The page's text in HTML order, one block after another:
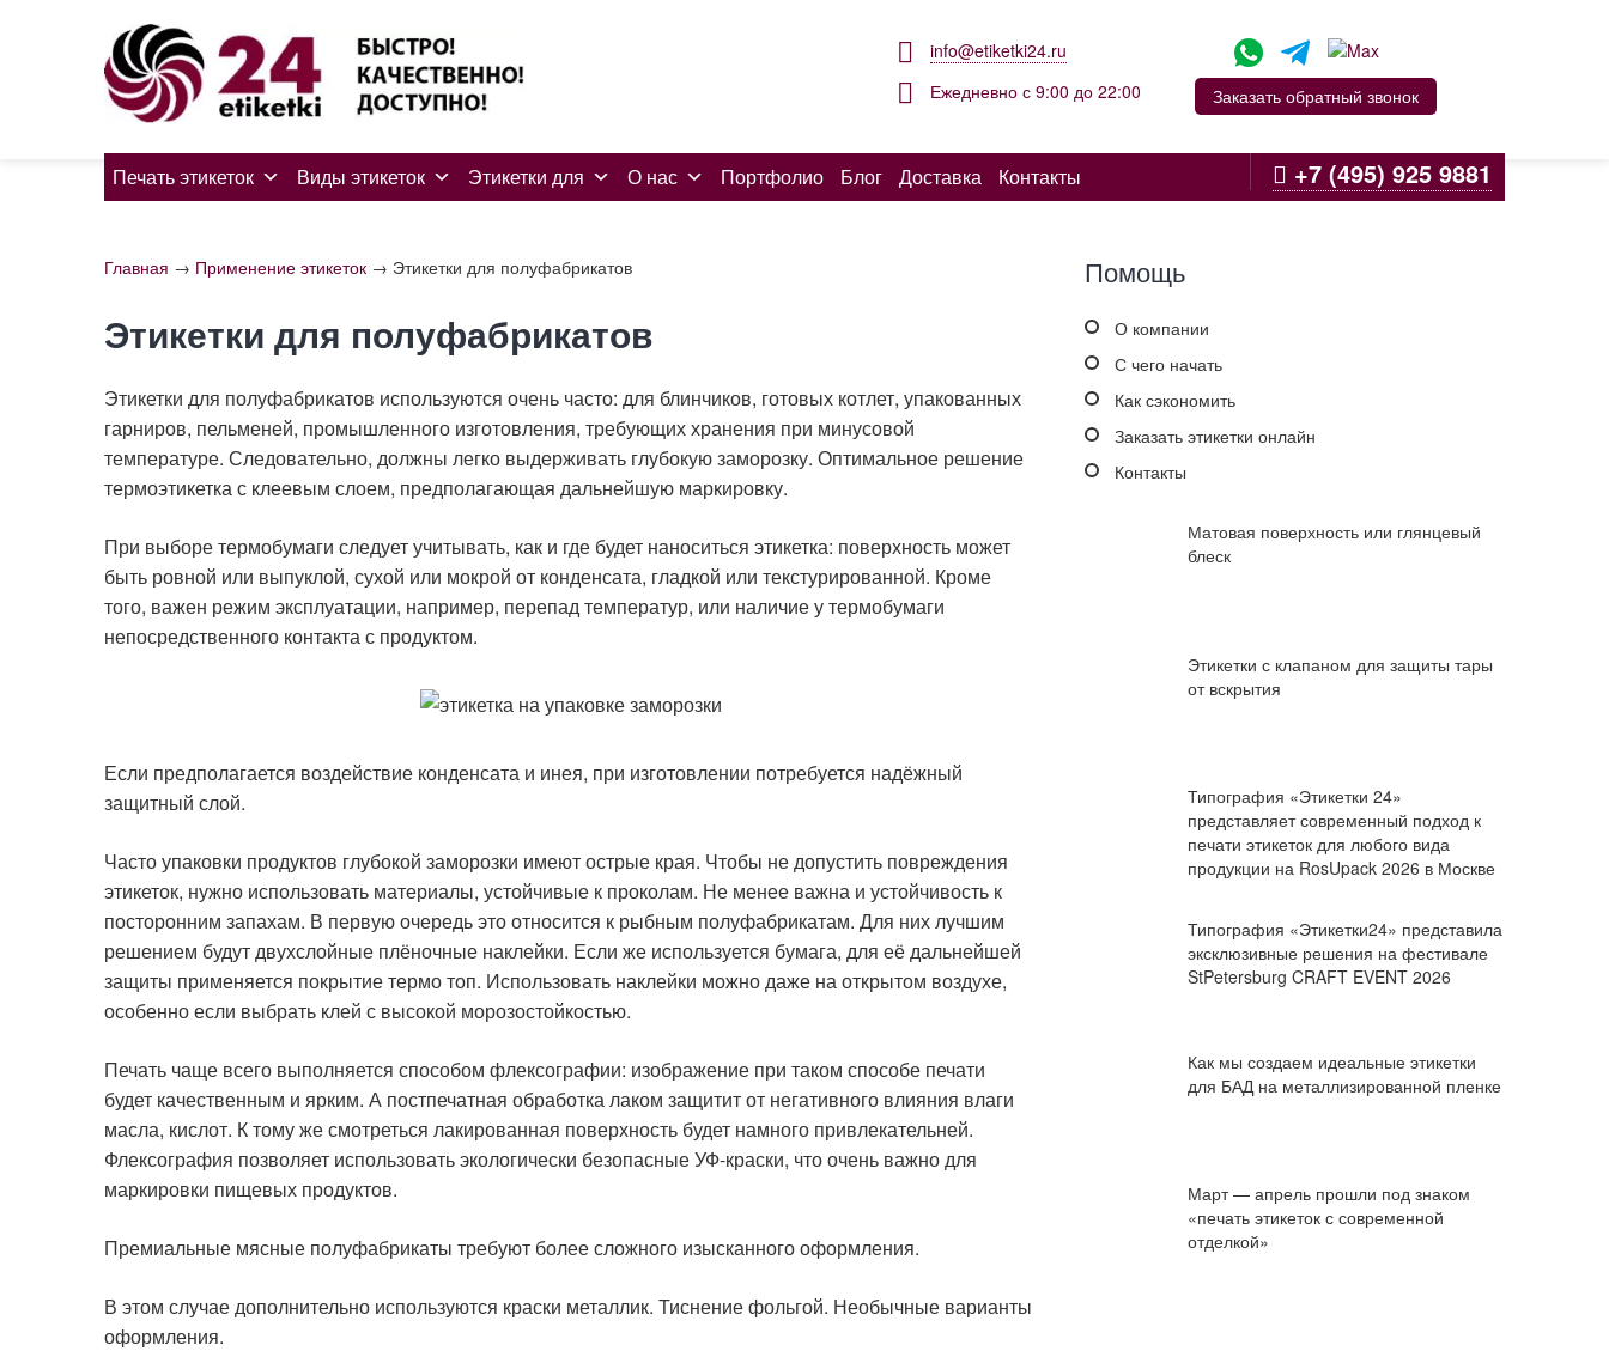
info@etiketki24.ru
Ежедневно с 9:00 до 22:00
Заказать обратный звонок
Печать этикеток Виды этикеток Этикетки для О нас Портфолио Блог Доставка Контакты +7 (495) 925 9881
Главная → Применение этикеток → Этикетки для полуфабрикатов
Этикетки для полуфабрикатов
Этикетки для полуфабрикатов используются очень часто: для блинчиков, готовых котлет, упакованных
гарниров, пельменей, промышленного изготовления, требующих хранения при минусовой
температуре. Следовательно, должны легко выдерживать глубокую заморозку. Оптимальное решение
термоэтикетка с клеевым слоем, предполагающая дальнейшую маркировку.
При выборе термобумаги следует учитывать, как и где будет наноситься этикетка: поверхность может
быть ровной или выпуклой, сухой или мокрой от конденсата, гладкой или текстурированной. Кроме
того, важен режим эксплуатации, например, перепад температур, или наличие у термобумаги
непосредственного контакта с продуктом.
Если предполагается воздействие конденсата и инея, при изготовлении потребуется надёжный
защитный слой.
Часто упаковки продуктов глубокой заморозки имеют острые края. Чтобы не допустить повреждения
этикеток, нужно использовать материалы, устойчивые к проколам. Не менее важна и устойчивость к
посторонним запахам. В первую очередь это относится к рыбным полуфабрикатам. Для них лучшим
решением будут двухслойные плёночные наклейки. Если же используется бумага, для её дальнейшей
защиты применяется покрытие термо топ. Использовать наклейки можно даже на открытом воздухе,
особенно если выбрать клей с высокой морозостойкостью.
Печать чаще всего выполняется способом флексографии: изображение при таком способе печати
будет качественным и ярким. А постпечатная обработка лаком защитит от негативного влияния влаги
масла, кислот. К тому же смотреться лакированная поверхность будет намного привлекательней.
Флексография позволяет использовать экологически безопасные УФ-краски, что очень важно для
маркировки пищевых продуктов.
Премиальные мясные полуфабрикаты требуют более сложного изысканного оформления.
В этом случае дополнительно используются краски металлик. Тиснение фольгой. Необычные варианты
оформления.
Помощь
О компании
С чего начать
Как сэкономить
Заказать этикетки онлайн
Контакты
Матовая поверхность или глянцевый
блеск
Этикетки с клапаном для защиты тары
от вскрытия
Типография «Этикетки 24»
представляет современный подход к
печати этикеток для любого вида
продукции на RosUpack 2026 в Москве
Типография «Этикетки24» представила
эксклюзивные решения на фестивале
StPetersburg CRAFT EVENT 2026
Как мы создаем идеальные этикетки
для БАД на металлизированной пленке
Март — апрель прошли под знаком
«печать этикеток с современной
отделкой»